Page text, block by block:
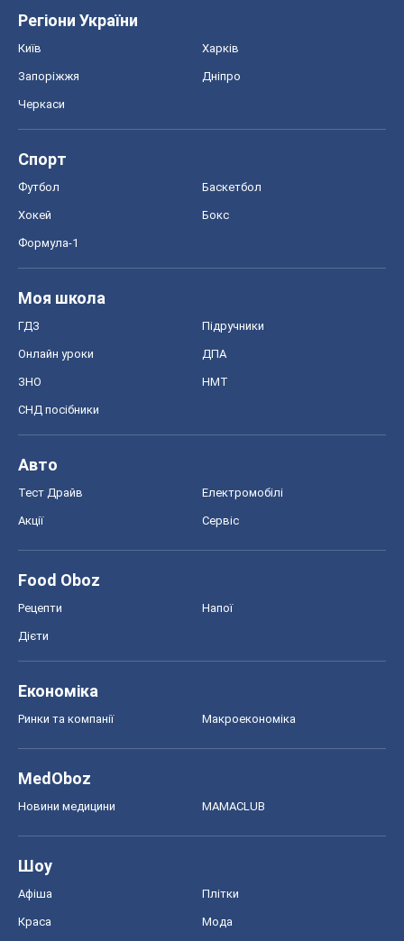
Регіони України
Київ Харків
Запоріжжя Дніпро
Черкаси
Спорт
Футбол Баскетбол
Хокей Бокс
Формула-1
Моя школа
ГДЗ Підручники
Онлайн уроки ДПА
ЗНО НМТ
СНД посібники
Авто
Тест Драйв Електромобілі
Акції Сервіс
Food Oboz
Рецепти Напої
Дієти
Економіка
Ринки та компанії Макроекономіка
MedOboz
Новини медицини MAMACLUB
Шоу
Афіша Плітки
Краса Мода